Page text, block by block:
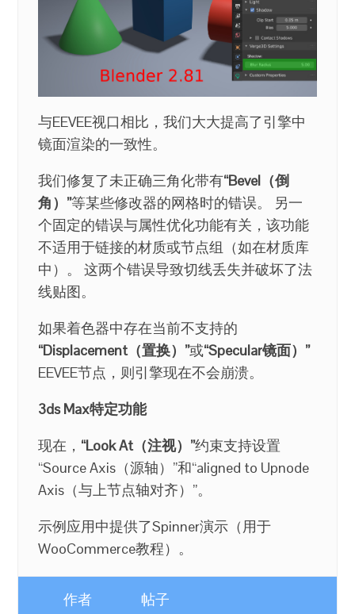
与EEVEE视口相比，我们大大提高了引擎中
镜面渲染的一致性。
我们修复了未正确三角化带有“Bevel（倒
角）”等某些修改器的网格时的错误。 另一
个固定的错误与属性优化功能有关，该功能
不适用于链接的材质或节点组（如在材质库
中）。 这两个错误导致切线丢失并破坏了法
线贴图。
如果着色器中存在当前不支持的
“Displacement（置换）”或“Specular镜面）”
EEVEE节点，则引擎现在不会崩溃。
3ds Max特定功能
现在， “Look At（注视）”约束支持设置
“Source Axis（源轴）”和“aligned to Upnode
Axis（与上节点轴对齐）”。
示例应用中提供了Spinner演示（用于
WooCommerce教程）。
作者 帖子